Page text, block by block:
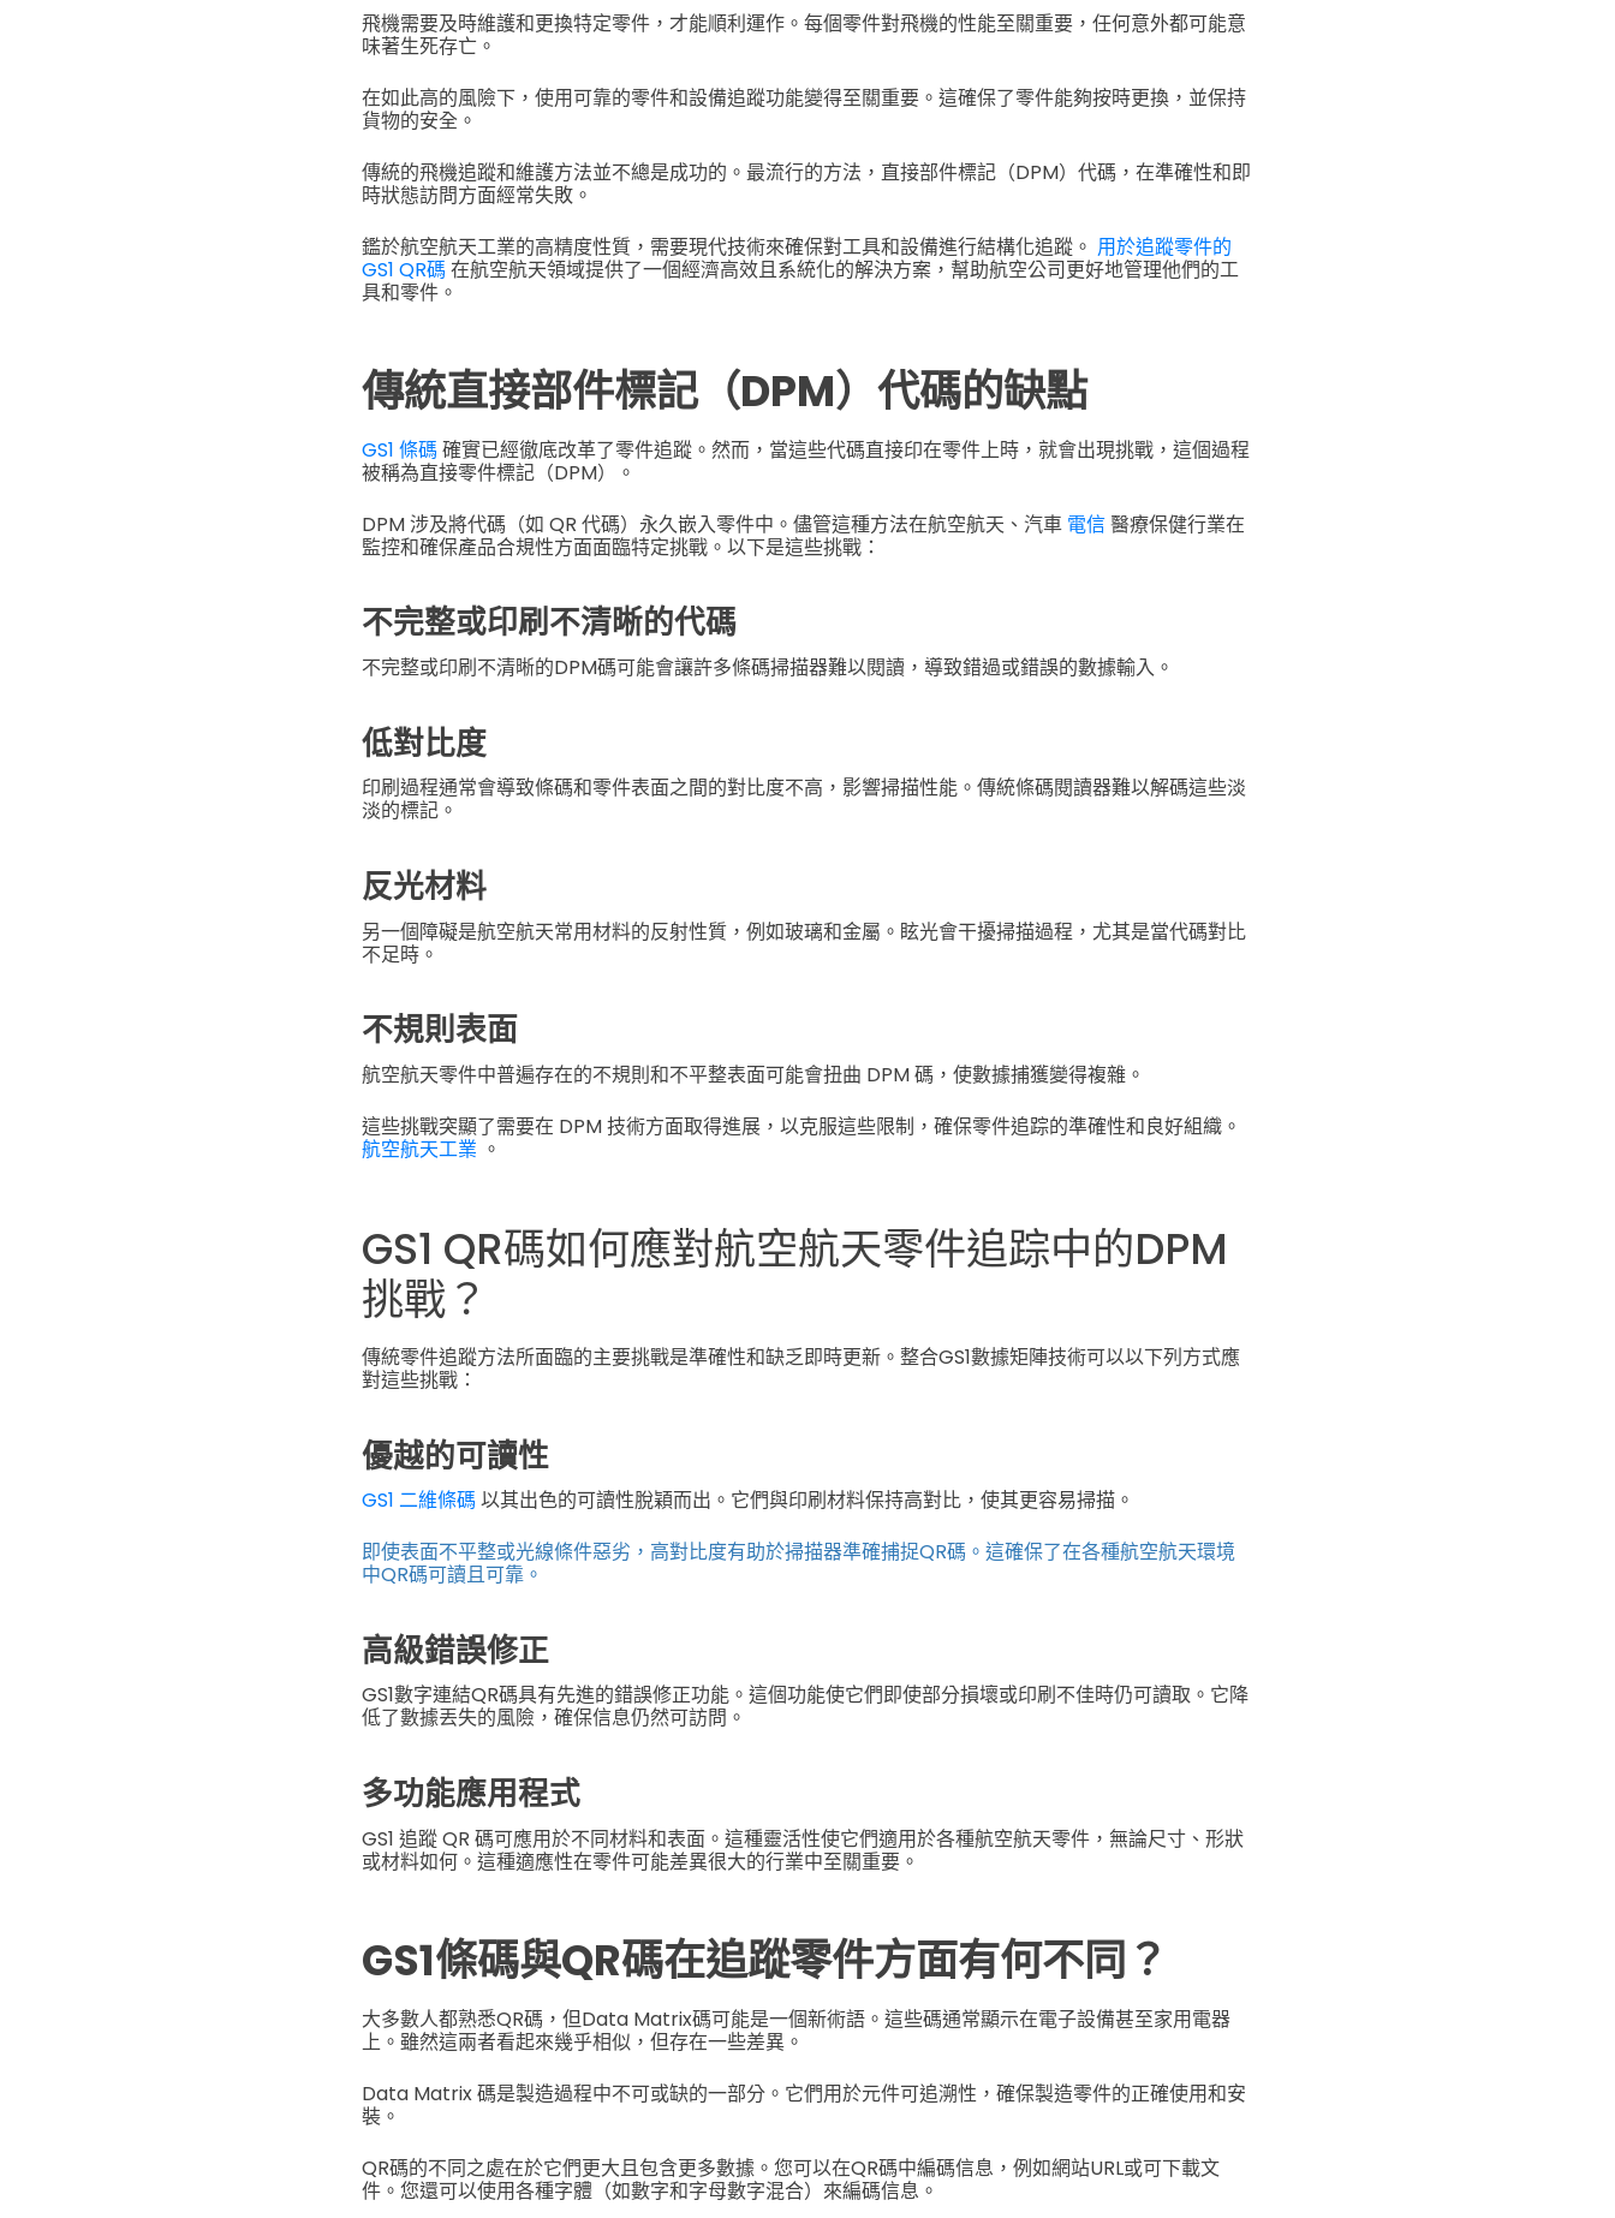
飛機需要及時維護和更換特定零件，才能順利運作。每個零件對飛機的性能至關重要，任何意外都可能意
味著生死存亡。
在如此高的風險下，使用可靠的零件和設備追蹤功能變得至關重要。這確保了零件能夠按時更換，並保持
貨物的安全。
傳統的飛機追蹤和維護方法並不總是成功的。最流行的方法，直接部件標記（DPM）代碼，在準確性和即
時狀態訪問方面經常失敗。
鑑於航空航天工業的高精度性質，需要現代技術來確保對工具和設備進行結構化追蹤。 用於追蹤零件的
GS1 QR碼 在航空航天領域提供了一個經濟高效且系統化的解決方案，幫助航空公司更好地管理他們的工
具和零件。
傳統直接部件標記（DPM）代碼的缺點
GS1 條碼 確實已經徹底改革了零件追蹤。然而，當這些代碼直接印在零件上時，就會出現挑戰，這個過程
被稱為直接零件標記（DPM）。
DPM 涉及將代碼（如 QR 代碼）永久嵌入零件中。儘管這種方法在航空航天、汽車 電信醫療保健行業在
監控和確保產品合規性方面面臨特定挑戰。以下是這些挑戰：
不完整或印刷不清晰的代碼
不完整或印刷不清晰的DPM碼可能會讓許多條碼掃描器難以閱讀，導致錯過或錯誤的數據輸入。
低對比度
印刷過程通常會導致條碼和零件表面之間的對比度不高，影響掃描性能。傳統條碼閱讀器難以解碼這些淡
淡的標記。
反光材料
另一個障礙是航空航天常用材料的反射性質，例如玻璃和金屬。眩光會干擾掃描過程，尤其是當代碼對比
不足時。
不規則表面
航空航天零件中普遍存在的不規則和不平整表面可能會扭曲 DPM 碼，使數據捕獲變得複雜。
這些挑戰突顯了需要在 DPM 技術方面取得進展，以克服這些限制，確保零件追踪的準確性和良好組織。
航空航天工業 。
GS1 QR碼如何應對航空航天零件追踪中的DPM
挑戰？
傳統零件追蹤方法所面臨的主要挑戰是準確性和缺乏即時更新。整合GS1數據矩陣技術可以以下列方式應
對這些挑戰：
優越的可讀性
GS1 二維條碼 以其出色的可讀性脫穎而出。它們與印刷材料保持高對比，使其更容易掃描。
即使表面不平整或光線條件惡劣，高對比度有助於掃描器準確捕捉QR碼。這確保了在各種航空航天環境
中QR碼可讀且可靠。
高級錯誤修正
GS1數字連結QR碼具有先進的錯誤修正功能。這個功能使它們即使部分損壞或印刷不佳時仍可讀取。它降
低了數據丟失的風險，確保信息仍然可訪問。
多功能應用程式
GS1 追蹤 QR 碼可應用於不同材料和表面。這種靈活性使它們適用於各種航空航天零件，無論尺寸、形狀
或材料如何。這種適應性在零件可能差異很大的行業中至關重要。
GS1條碼與QR碼在追蹤零件方面有何不同？
大多數人都熟悉QR碼，但Data Matrix碼可能是一個新術語。這些碼通常顯示在電子設備甚至家用電器
上。雖然這兩者看起來幾乎相似，但存在一些差異。
Data Matrix 碼是製造過程中不可或缺的一部分。它們用於元件可追溯性，確保製造零件的正確使用和安
裝。
QR碼的不同之處在於它們更大且包含更多數據。您可以在QR碼中編碼信息，例如網站URL或可下載文
件。您還可以使用各種字體（如數字和字母數字混合）來編碼信息。